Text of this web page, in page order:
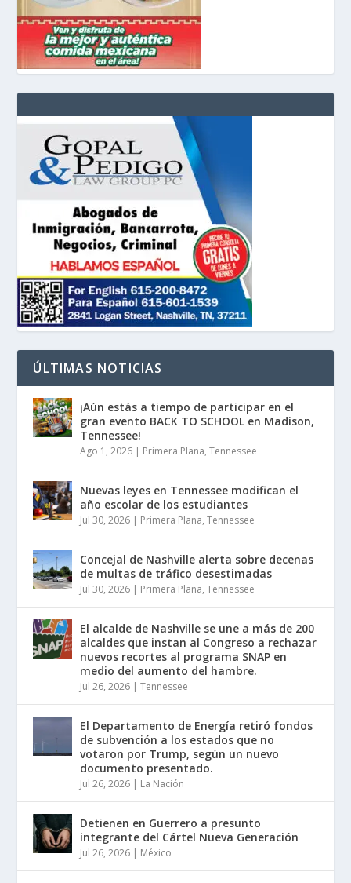
ÚLTIMAS NOTICIAS
¡Aún estás a tiempo de participar en el
gran evento BACK TO SCHOOL en Madison,
Tennessee!
Ago 1, 2026 | Primera Plana,Tennessee
Nuevas leyes en Tennessee modifican el
año escolar de los estudiantes
Jul 30, 2026 | Primera Plana,Tennessee
Concejal de Nashville alerta sobre decenas
de multas de tráfico desestimadas
Jul 30, 2026 | Primera Plana,Tennessee
El alcalde de Nashville se une a más de 200
alcaldes que instan al Congreso a rechazar
nuevos recortes al programa SNAP en
medio del aumento del hambre.
Jul 26, 2026 |Tennessee
El Departamento de Energía retiró fondos
de subvención a los estados que no
votaron por Trump, según un nuevo
documento presentado.
Jul 26, 2026 | La Nación
Detienen en Guerrero a presunto
integrante del Cártel Nueva Generación
Jul 26, 2026 | México